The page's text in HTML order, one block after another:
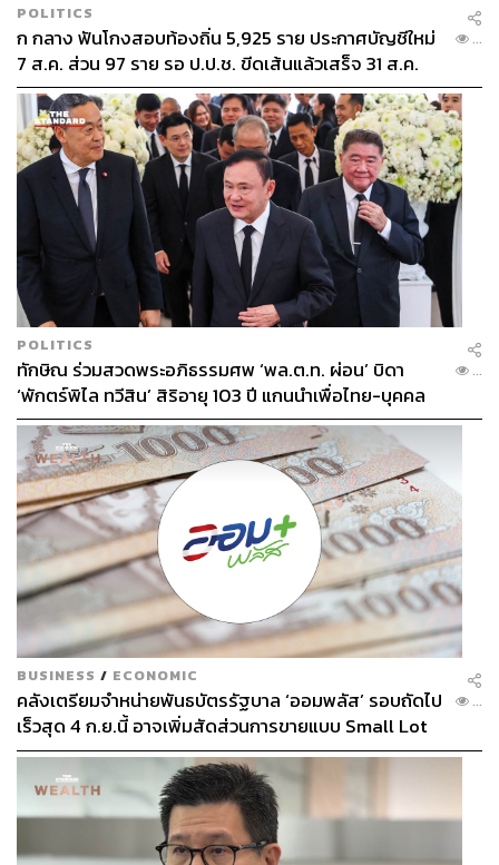
POLITICS
ก กลาง ฟันโกงสอบท้องถิ่น 5,925 ราย ประกาศบัญชีใหม่
7 ส.ค. ส่วน 97 ราย รอ ป.ป.ช. ขีดเส้นแล้วเสร็จ 31 ส.ค.
...
POLITICS
ทักษิณ ร่วมสวดพระอภิธรรมศพ ‘พล.ต.ท. ผ่อน’ บิดา
‘พักตร์พิไล ทวีสิน’ สิริอายุ 103 ปี แกนนำเพื่อไทย-บุคคล
หลากวงการร่วมอาลัย
...
BUSINESS / ECONOMIC
คลังเตรียมจำหน่ายพันธบัตรรัฐบาล ‘ออมพลัส’ รอบถัดไป
เร็วสุด 4 ก.ย.นี้ อาจเพิ่มสัดส่วนการขายแบบ Small Lot
First มากขึ้น
...